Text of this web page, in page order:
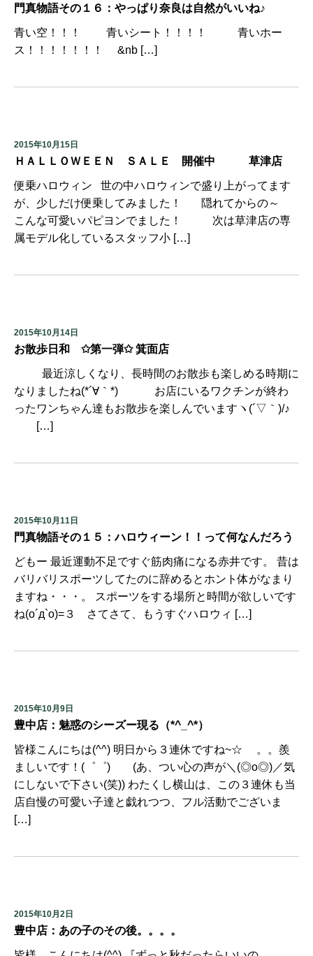
門真物語その１６：やっぱり奈良は自然がいいね♪
青い空！！！ 青いシート！！！！ 青いホー
ス！！！！！！！ &nb […]
2015年10月15日
ＨＡＬＬＯＷＥＥＮ ＳＡＬＥ 開催中 草津店
便乗ハロウィン 世の中ハロウィンで盛り上がってます
が、少しだけ便乗してみました！ 隠れてからの～
こんな可愛いパピヨンでました！ 次は草津店の専
属モデル化しているスタッフ小 […]
2015年10月14日
お散歩日和 ✩第一弾✩ 箕面店
最近涼しくなり、長時間のお散歩も楽しめる時期に
なりましたね(*´∀｀*) お店にいるワクチンが終わ
ったワンちゃん達もお散歩を楽しんでいますヽ(´▽｀)/♪
[…]
2015年10月11日
門真物語その１５：ハロウィーン！！って何なんだろう
どもー 最近運動不足ですぐ筋肉痛になる赤井です。 昔は
バリバリスポーツしてたのに辞めるとホント体がなまり
ますね・・・。 スポーツをする場所と時間が欲しいです
ね(o´д`o)=３ さてさて、もうすぐハロウィ […]
2015年10月9日
豊中店：魅惑のシーズー現る（*^_^*）
皆様こんにちは(^^) 明日から３連休ですね~☆ 。。羨
ましいです！(゜゜) (あ、つい心の声が＼(◎o◎)／気
にしないで下さい(笑)) わたくし横山は、この３連休も当
店自慢の可愛い子達と戯れつつ、フル活動でございま
[…]
2015年10月2日
豊中店：あの子のその後。。。。